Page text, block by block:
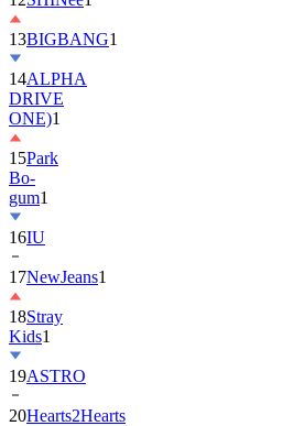
13BIGBANG1
14ALPHA
DRIVE
ONE)1
15Park
Bo-
gum1
16IU
17NewJeans1
18Stray
Kids1
19ASTRO
20Hearts2Hearts